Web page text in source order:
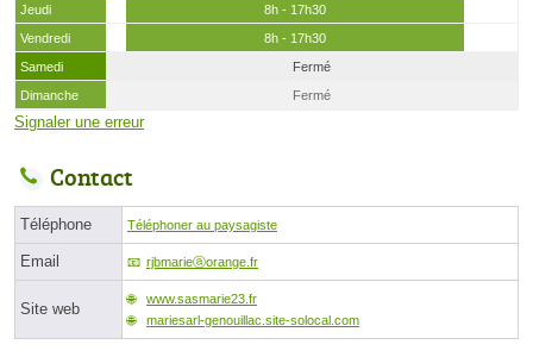
Jeudi
8h - 17h30
Vendredi
8h - 17h30
Samedi
Fermé
Dimanche
Fermé
Signaler une erreur
Contact
Téléphone Téléphoner au paysagiste
Email rjbmarieⓐorange.fr
Site web
www.sasmarie23.fr
mariesarl-genouillac.site-solocal.com